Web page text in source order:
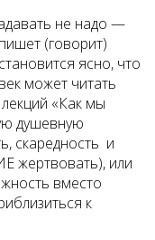
не надо —
(говорит)
ясно, что
может читать
«Как мы
душевную
скаредность и
жертвовать), или
вместо
к